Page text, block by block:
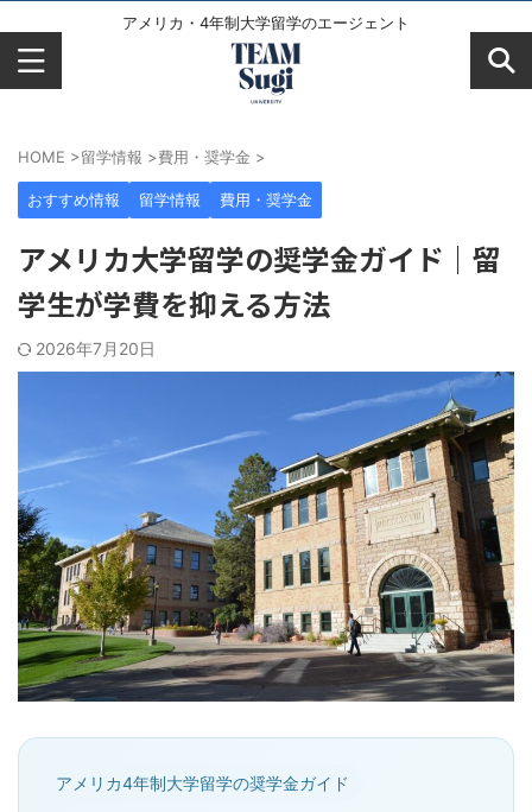
アメリカ・4年制大学留学のエージェント
HOME >留学情報 >費用・奨学金 >
おすすめ情報 留学情報 費用・奨学金
アメリカ大学留学の奨学金ガイド｜留
学生が学費を抑える方法
2026年7月20日
アメリカ4年制大学留学の奨学金ガイド